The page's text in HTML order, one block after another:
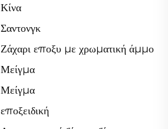
Κίνα
Σαντονγκ
Ζάχαρι εποξυ με χρωματική άμμο
Μείγμα
Μείγμα
εποξειδική